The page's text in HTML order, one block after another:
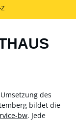
des
bildet die
bw. Jede